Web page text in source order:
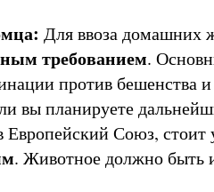
Для ввоза домашних
требованием.
против бешенства
вы планируете
Союз, стоит
. Животное должно быть